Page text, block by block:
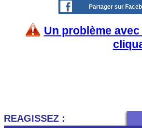
Partager sur
Un problème
REAGISSEZ :